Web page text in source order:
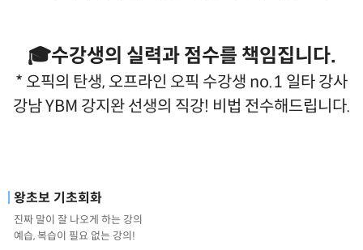
🎓수강생의 실력과 점수를 책임집니다.
* 오픽의 탄생, 오프라인 오픽 수강생 no.1 일타 강사
강남 YBM 강지완 선생의 직강! 비법 전수해드립니다.
왕초보 기초회화
진짜 말이 잘 나오게 하는 강의
예습, 복습이 필요 없는 강의!